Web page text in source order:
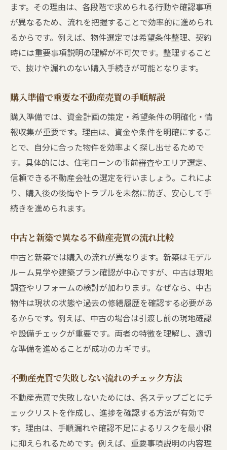
ます。その理由は、各段階で求められる行動や確認事項
が異なるため、流れを把握することで効率的に進められ
るからです。例えば、物件選定では希望条件整理、契約
時には重要事項説明の理解が不可欠です。整理すること
で、抜けや漏れのない購入手続きが可能となります。
購入準備で重要な不動産売買の手順解説
購入準備では、資金計画の策定・希望条件の明確化・情
報収集が重要です。理由は、資金や条件を明確にするこ
とで、自分に合った物件を効率よく探し出せるためで
す。具体的には、住宅ローンの事前審査やエリア選定、
信頼できる不動産会社の選定を行いましょう。これによ
り、購入後の後悔やトラブルを未然に防ぎ、安心して手
続きを進められます。
中古と新築で異なる不動産売買の流れ比較
中古と新築では購入の流れが異なります。新築はモデル
ルーム見学や建築プラン確認が中心ですが、中古は現地
調査やリフォームの検討が加わります。なぜなら、中古
物件は現状の状態や過去の修繕履歴を確認する必要があ
るからです。例えば、中古の場合は引渡し前の現地確認
や設備チェックが重要です。両者の特徴を理解し、適切
な準備を進めることが成功のカギです。
不動産売買で失敗しない流れのチェック方法
不動産売買で失敗しないためには、各ステップごとにチ
ェックリストを作成し、進捗を確認する方法が有効で
す。理由は、手順漏れや確認不足によるリスクを最小限
に抑えられるためです。例えば、重要事項説明の内容理